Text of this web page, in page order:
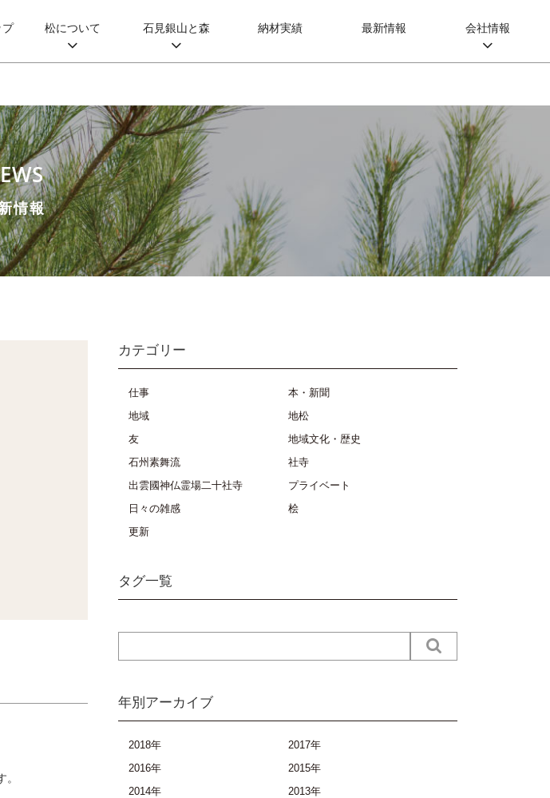
プ 松について 石見銀山と森 納材実績 最新情報 会社情報
情報
カテゴリー
仕事
本・新聞
地域
地松
友
地域文化・歴史
石州素舞流
社寺
出雲國神仏霊場二十社寺
プライベート
日々の雑感
桧
更新
タグ一覧
年別アーカイブ
2018年
2017年
2016年
2015年
2014年
2013年